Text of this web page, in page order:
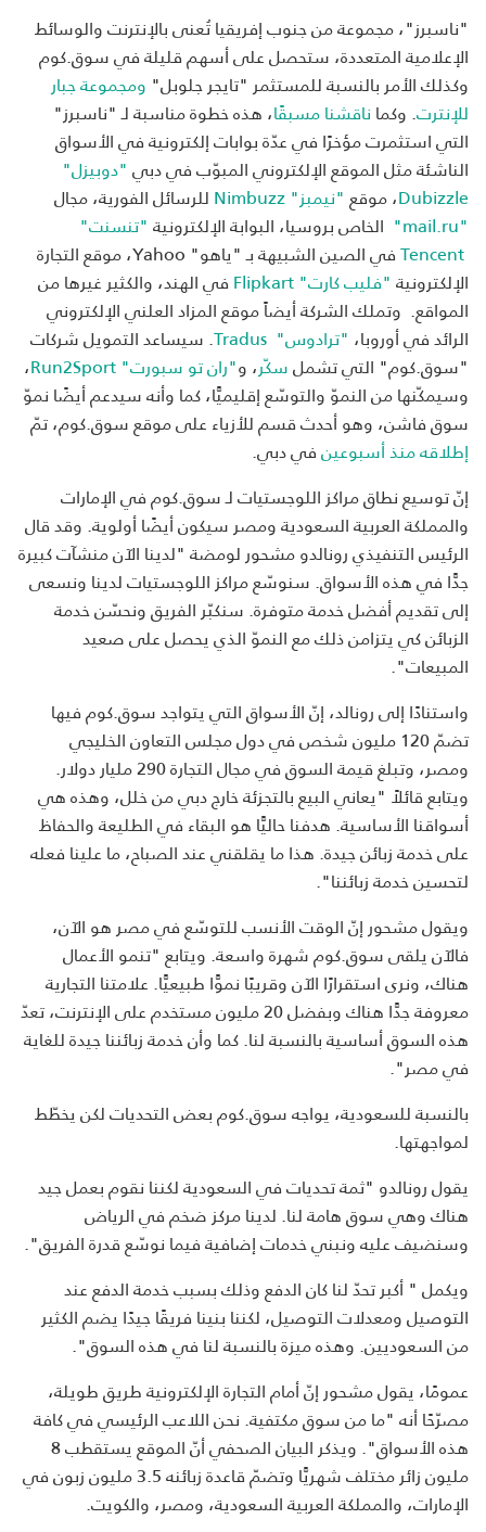
"ناسبرز"، مجموعة من جنوب إفريقيا تُعنى بالإنترنت والوسائط
الإعلامية المتعددة، ستحصل على أسهم قليلة في سوق.كوم
وكذلك الأمر بالنسبة للمستثمر "تايجر جلوبل" ومجموعة جبار
للإنترت. وكماناقشنا مسبقًا، هذه خطوة مناسبة لـ "ناسبرز"
التي استثمرت مؤخرًا في عدّة بوابات إلكترونية في الأسواق
الناشئة مثل الموقع الإلكتروني المبوّب في دبي"دوبيزل"
Dubizzle، موقع"نيمبز" Nimbuzz
للرسائل الفورية، مجال
"mail.ru"
الخاص بروسيا، البوابة الإلكترونية"تنسنت"
في الصين الشبيهة بـ "ياهو" Yahoo، موقع التجارة
الإلكترونية"فليب كارت" Flipkart
في الهند، والكثير غيرها من
المواقع. وتملك الشركة أيضاً موقع المزاد العلني الإلكتروني
الرائد في أوروبا، "ترادوس" Tradus
. سيساعد التمويل شركات
"سوق.كوم" التي تشملسكّر، و"ران تو سبورت" Run2Sport
،
وسيمكّنها من النموّ والتوسّع إقليميًّا، كما وأنه سيدعم أيضًا نموّ
سوق فاشن، وهو أحدث قسم للأزياء على موقع سوق.كوم، تمّ
إطلاقه منذ أسبوعينفي دبي.
إنّ توسيع نطاق مراكز اللوجستيات لـ سوق.كوم في الإمارات
والمملكة العربية السعودية ومصر سيكون أيضًا أولوية. وقد قال
الرئيس التنفيذي رونالدو مشحور لومضة "لدينا الآن منشآت كبيرة
جدًّا في هذه الأسواق. سنوسّع مراكز اللوجستيات لدينا ونسعى
إلى تقديم أفضل خدمة متوفرة. سنكبّر الفريق ونحسّن خدمة
الزبائن كي يتزامن ذلك مع النموّ الذي يحصل على صعيد
المبيعات".
واستنادًا إلى رونالد، إنّ الأسواق التي يتواجد سوق.كوم فيها
تضمّ 120 مليون شخص في دول مجلس التعاون الخليجي
ومصر، وتبلغ قيمة السوق في مجال التجارة 290 مليار دولار.
ويتابع قائلاً "يعاني البيع بالتجزئة خارج دبي من خلل، وهذه هي
أسواقنا الأساسية. هدفنا حاليًّا هو البقاء في الطليعة والحفاظ
على خدمة زبائن جيدة. هذا ما يقلقني عند الصباح، ما علينا فعله
لتحسين خدمة زبائننا".
ويقول مشحور إنّ الوقت الأنسب للتوسّع في مصر هو الآن،
فالآن يلقى سوق.كوم شهرة واسعة. ويتابع "تنمو الأعمال
هناك، ونرى استقرارًا الآن وقريبًا نموًّا طبيعيًّا. علامتنا التجارية
معروفة جدًّا هناك وبفضل 20 مليون مستخدم على الإنترنت، تعدّ
هذه السوق أساسية بالنسبة لنا. كما وأن خدمة زبائننا جيدة للغاية
في مصر".
بالنسبة للسعودية، يواجه سوق.كوم بعض التحديات لكن يخطّط
لمواجهتها.
يقول رونالدو "ثمة تحديات في السعودية لكننا نقوم بعمل جيد
هناك وهي سوق هامة لنا. لدينا مركز ضخم في الرياض
وسنضيف عليه ونبني خدمات إضافية فيما نوسّع قدرة الفريق".
ويكمل " أكبر تحدّ لنا كان الدفع وذلك بسبب خدمة الدفع عند
التوصيل ومعدلات التوصيل، لكننا بنينا فريقًا جيدًا يضم الكثير
من السعوديين. وهذه ميزة بالنسبة لنا في هذه السوق".
عمومًا، يقول مشحور إنّ أمام التجارة الإلكترونية طريق طويلة،
مصرّحًا أنه "ما من سوق مكتفية. نحن اللاعب الرئيسي في كافة
هذه الأسواق". ويذكر البيان الصحفي أنّ الموقع يستقطب 8
مليون زائر مختلف شهريًّا وتضمّ قاعدة زبائنه 3.5 مليون زبون في
الإمارات، والمملكة العربية السعودية، ومصر، والكويت.